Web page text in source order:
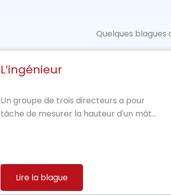
Quelques
L’ingénieur
Un groupe de trois directeurs a pour
tâche de mesurer la hauteur d'un mât...
Lire la blague